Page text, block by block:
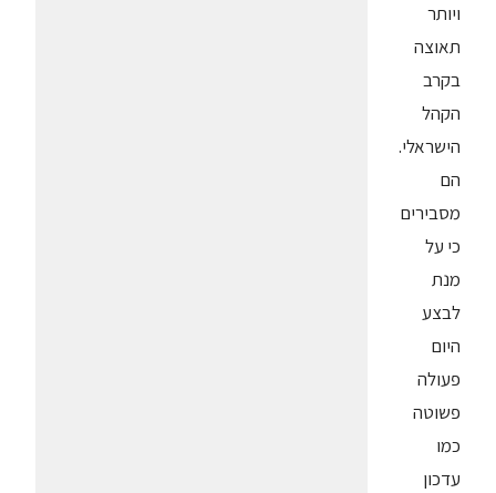
ויותר
תאוצה
בקרב
הקהל
הישראלי.
הם
מסבירים
כי על
מנת
לבצע
היום
פעולה
פשוטה
כמו
עדכון